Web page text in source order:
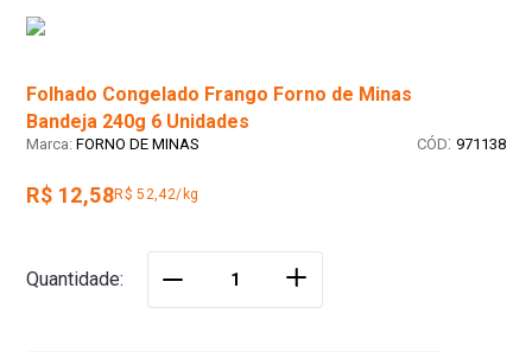
Folhado Congelado Frango Forno de Minas
Bandeja 240g 6 Unidades
FORNO DE MINAS : 971138
R$ 12,58R$ 52,42/kg
Quantidade ＋